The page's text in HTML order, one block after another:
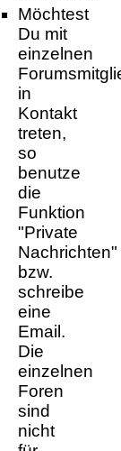
Möchtest
Du mit
einzelnen
in
Kontakt
treten,
so
benutze
die
Funktion
"Private
Nachrichten"
bzw.
schreibe
eine
Email.
Die
einzelnen
Foren
sind
nicht